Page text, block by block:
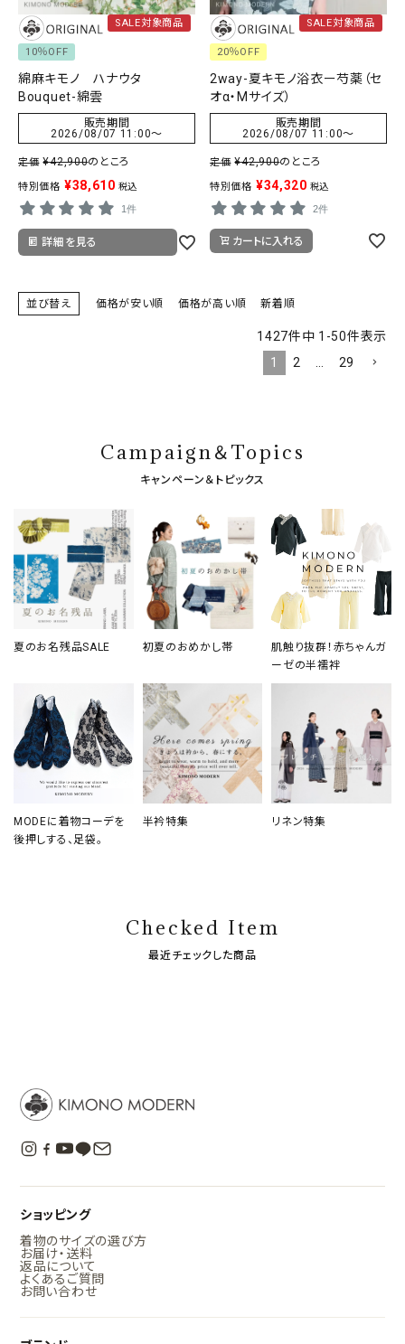
SALE対象商品
10％OFF
綿麻キモノ ハナウタ
Bouquet-綿雲
販売期間
2026/08/07 11:00〜
定価 ¥42,900のところ
特別価格 ¥38,610 税込
1件
詳細を見る
SALE対象商品
20％OFF
2way-夏キモノ浴衣ー芍薬（セ
オα・Mサイズ）
販売期間
2026/08/07 11:00〜
定価 ¥42,900のところ
特別価格 ¥34,320 税込
2件
カートに入れる
並び替え 価格が安い順 価格が高い順 新着順
1427件中 1 -50件表示
1
2 29
Campaign＆Topics
キャンペーン＆トピックス
夏のお名残品SALE 初夏のおめかし帯
肌触り抜群！赤ちゃんガ
ーゼの半襦袢
MODEに着物コーデを
後押しする、足袋。
半衿特集 リネン特集
Checked Item
最近チェックした商品
ショッピング
着物のサイズの選び方
お届け・送料
返品について
よくあるご質問
お問い合わせ